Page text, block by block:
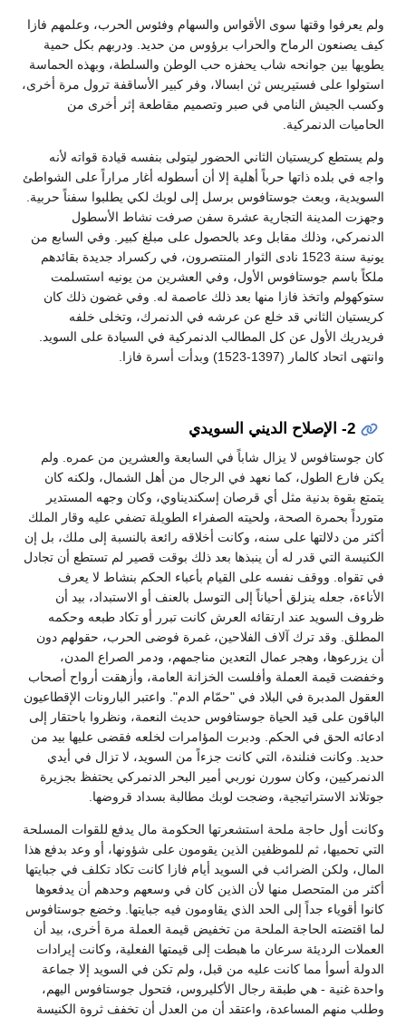
ولم يعرفوا وقتها سوى الأقواس والسهام وفئوس الحرب، وعلمهم فازا
كيف يصنعون الرماح والحراب برؤوس من حديد. ودربهم بكل حمية
يطويها بين جوانحه شاب يحفزه حب الوطن والسلطة، وبهذه الحماسة
استولوا على فستيريس ثن ابسالا، وفر كبير الأساقفة ترول مرة أخرى،
وكسب الجيش النامي في صبر وتصميم مقاطعة إثر أخرى من
الحاميات الدنمركية.
ولم يستطع كريستيان الثاني الحضور ليتولى بنفسه قيادة قواته لأنه
واجه في بلده ذاتها حرباً أهلية إلا أن أسطوله أغار مراراً على الشواطئ
السويدية، وبعث جوستافوس برسل إلى لوبك لكي يطلبوا سفناً حربية.
وجهزت المدينة التجارية عشرة سفن صرفت نشاط الأسطول
الدنمركي، وذلك مقابل وعد بالحصول على مبلغ كبير. وفي السابع من
يونية سنة 1523 نادى الثوار المنتصرون، في ركسراد جديدة بقائدهم
ملكاً باسم جوستافوس الأول، وفي العشرين من يونيه استسلمت
ستوكهولم واتخذ فازا منها بعد ذلك عاصمة له. وفي غضون ذلك كان
كريستيان الثاني قد خلع عن عرشه في الدنمرك، وتخلى خلفه
فريدريك الأول عن كل المطالب الدنمركية في السيادة على السويد.
وانتهى اتحاد كالمار (1397-1523) وبدأت أسرة فازا.
2- الإصلاح الديني السويدي
كان جوستافوس لا يزال شاباً في السابعة والعشرين من عمره. ولم
يكن فارع الطول، كما نعهد في الرجال من أهل الشمال، ولكنه كان
يتمتع بقوة بدنية مثل أي قرصان إسكنديناوي، وكان وجهه المستدير
متورداً بحمرة الصحة، ولحيته الصفراء الطويلة تضفي عليه وقار الملك
أكثر من دلالتها على سنه، وكانت أخلاقه رائعة بالنسبة إلى ملك، بل إن
الكنيسة التي قدر له أن ينبذها بعد ذلك بوقت قصير لم تستطع أن تجادل
في تقواه. ووقف نفسه على القيام بأعباء الحكم بنشاط لا يعرف
الأناءة، جعله ينزلق أحياناً إلى التوسل بالعنف أو الاستبداد، بيد أن
ظروف السويد عند ارتقائه العرش كانت تبرر أو تكاد طبعه وحكمه
المطلق. وقد ترك آلاف الفلاحين، غمرة فوضى الحرب، حقولهم دون
أن يزرعوها، وهجر عمال التعدين مناجمهم، ودمر الصراع المدن،
وخفضت قيمة العملة وأفلست الخزانة العامة، وأزهقت أرواح أصحاب
العقول المدبرة في البلاد في "حمّام الدم". واعتبر البارونات الإقطاعيون
الباقون على قيد الحياة جوستافوس حديث النعمة، ونظروا باحتقار إلى
ادعائه الحق في الحكم. ودبرت المؤامرات لخلعه فقضى عليها بيد من
حديد. وكانت فنلندة، التي كانت جزءاً من السويد، لا تزال في أيدي
الدنمركيين، وكان سورن نوربي أمير البحر الدنمركي يحتفظ بجزيرة
جوتلاند الاستراتيجية، وضجت لوبك مطالبة بسداد قروضها.
وكانت أول حاجة ملحة استشعرتها الحكومة مال يدفع للقوات المسلحة
التي تحميها، ثم للموظفين الذين يقومون على شؤونها، أو وعد بدفع هذا
المال، ولكن الضرائب في السويد أيام فازا كانت تكاد تكلف في جبايتها
أكثر من المتحصل منها لأن الذين كان في وسعهم وحدهم أن يدفعوها
كانوا أقوياء جداً إلى الحد الذي يقاومون فيه جبايتها. وخضع جوستافوس
لما اقتضته الحاجة الملحة من تخفيض قيمة العملة مرة أخرى، بيد أن
العملات الرديئة سرعان ما هبطت إلى قيمتها الفعلية، وكانت إيرادات
الدولة أسوأ مما كانت عليه من قبل، ولم تكن في السويد إلا جماعة
واحدة غنية - هي طبقة رجال الأكليروس، فتحول جوستافوس اليهم،
وطلب منهم المساعدة، واعتقد أن من العدل أن تخفف ثروة الكنيسة